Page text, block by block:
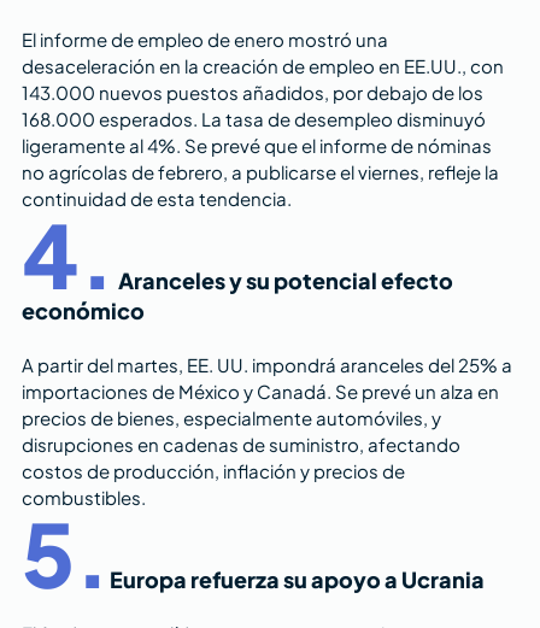
El informe de empleo de enero mostró una
desaceleración en la creación de empleo en EE.UU., con
143.000 nuevos puestos añadidos, por debajo de los
168.000 esperados. La tasa de desempleo disminuyó
ligeramente al 4%. Se prevé que el informe de nóminas
no agrícolas de febrero, a publicarse el viernes, refleje la
continuidad de esta tendencia.
4. Aranceles y su potencial efecto
económico
A partir del martes, EE. UU. impondrá aranceles del 25% a
importaciones de México y Canadá. Se prevé un alza en
precios de bienes, especialmente automóviles, y
disrupciones en cadenas de suministro, afectando
costos de producción, inflación y precios de
combustibles.
5. Europa refuerza su apoyo a Ucrania